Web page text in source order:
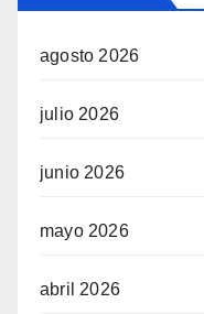
agosto 2026
julio 2026
junio 2026
mayo 2026
abril 2026